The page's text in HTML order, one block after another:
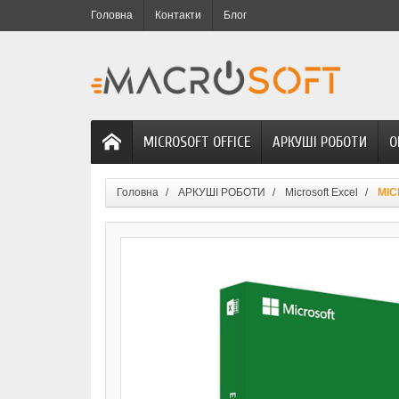
Головна Контакти Блог
MICROSOFT OFFICE АРКУШІ РОБОТИ
Головна АРКУШІ РОБОТИ Microsoft Excel